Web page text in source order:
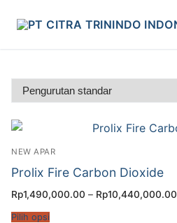
NEW APAR
Prolix Fire Carbon Dioxide
Rp1,490,000.00 – Rp10,440,000.00
Pilih opsi